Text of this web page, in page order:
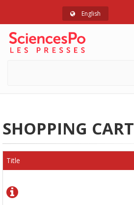
English
SHOPPING CART
Title